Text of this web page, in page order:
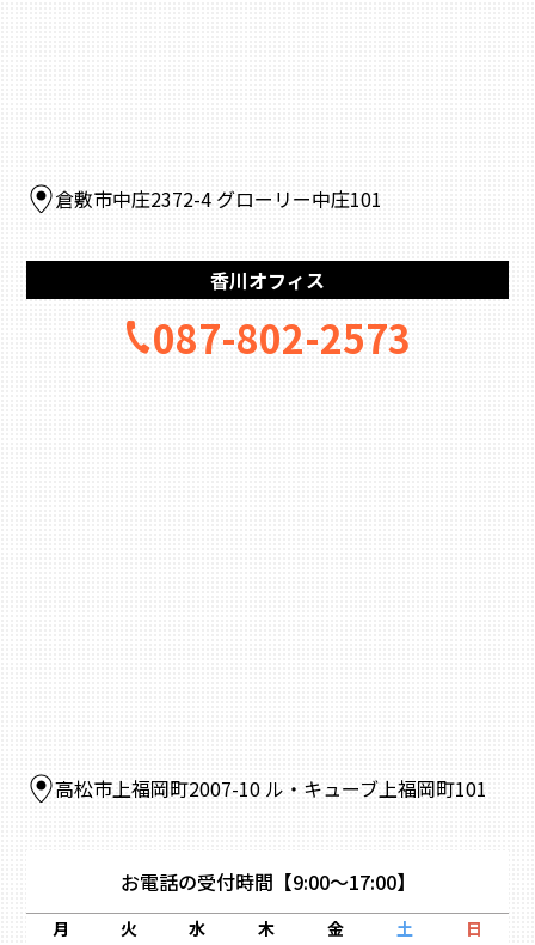
倉敷市中庄2372-4 グローリー中庄101
香川オフィス
087-802-2573
高松市上福岡町2007-10 ル・キューブ上福岡町101
お電話の受付時間 【9:00～17:00】
月 火 水 木 金 土
日